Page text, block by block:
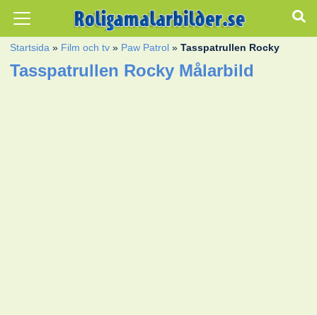
Startsida » Film och tv » Paw Patrol »Tasspatrullen Rocky
Tasspatrullen Rocky Målarbild